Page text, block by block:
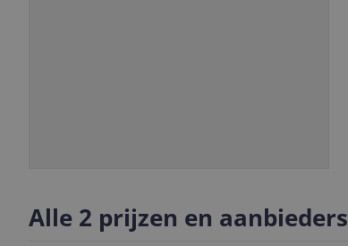
Alle 2 prijzen en aanbieders